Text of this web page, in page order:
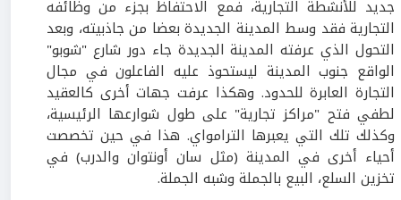
جديد للأنشطة التجارية، فمع الاحتفاظ بجزء من وظائفه
التجارية فقد وسط المدينة الجديدة بعضا من جاذبيته، وبعد
التحول الذي عرفته المدينة الجديدة جاء دور شارع "شوبو"
الواقع جنوب المدينة ليستحوذ عليه الفاعلون في مجال
التجارة العابرة للحدود. وهكذا عرفت جهات أخرى كالعقيد
لطفي فتح "مراكز تجارية" على طول شوارعها الرئيسية،
وكذلك تلك التي يعبرها الترامواي. هذا في حين تخصصت
أحياء أخرى في المدينة (مثل سان أونتوان والدرب) في
تخزين السلع، البيع بالجملة وشبه الجملة.